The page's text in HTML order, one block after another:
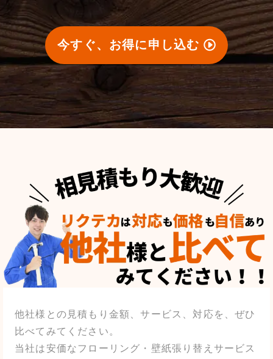
今すぐ、お得に申し込む
他社様との見積もり金額、サービス、対応を、ぜひ
比べてみてください。
当社は安価なフローリング・壁紙張り替えサービス